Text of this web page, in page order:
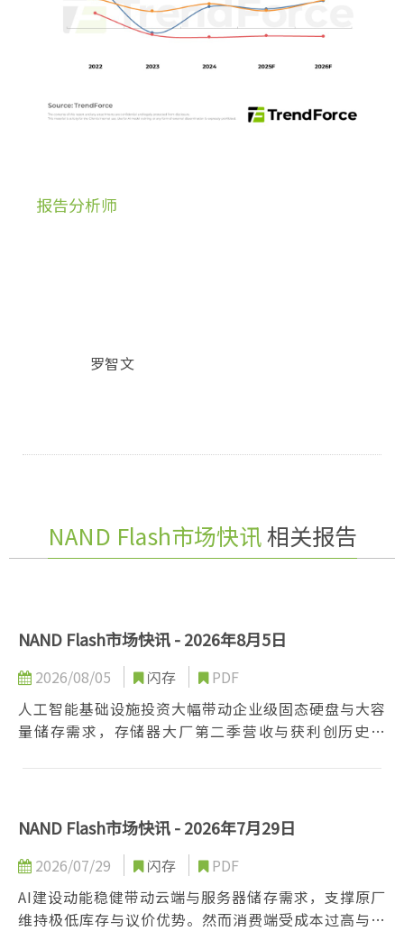
报告分析师
罗智文
NAND Flash市场快讯相关报告
NAND Flash市场快讯 - 2026年8月5日
2026/08/05 闪存
PDF
人工智能基础设施投资大幅带动企业级固态硬盘与大容
量储存需求，存储器大厂第二季营收与获利创历史新
藉由控制产能、加速高层数先进制程转换及推广高效能
NAND Flash市场快讯 - 2026年7月29日
2026/07/29 闪存
PDF
AI建设动能稳健带动云端与服务器储存需求，支撑原厂
维持极低库存与议价优势。然而消费端受成本过高与需